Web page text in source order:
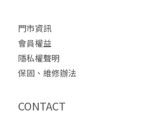
門市資訊
會員權益
隱私權聲明
保固、維修辦法
CONTACT